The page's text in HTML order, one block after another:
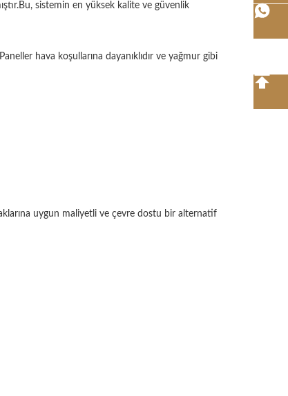
sistemin en yüksek kalite ve güvenlik
hava koşullarına dayanıklıdır ve yağmur gibi
uygun maliyetli ve çevre dostu bir alternatif